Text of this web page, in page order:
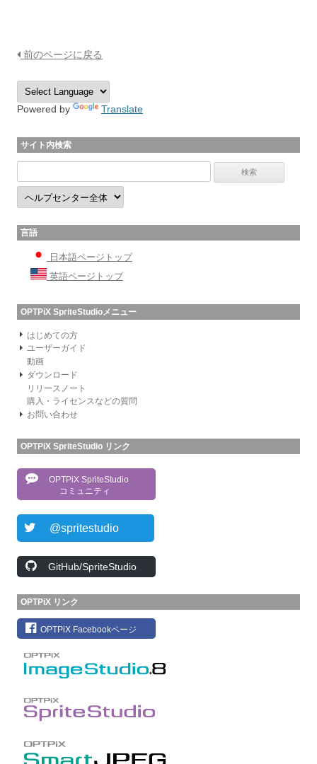
前のページに戻る
Powered by Translate
サイト内検索
言語
日本語ページトップ
英語ページトップ
OPTPiX SpriteStudioメニュー
はじめての方
ユーザーガイド
動画
ダウンロード
リリースノート
購入・ライセンスなどの質問
お問い合わせ
OPTPiX SpriteStudio リンク
OPTPiX SpriteStudio
コミュニティ
@spritestudio
GitHub/SpriteStudio
OPTPiX リンク
OPTPiX Facebookページ